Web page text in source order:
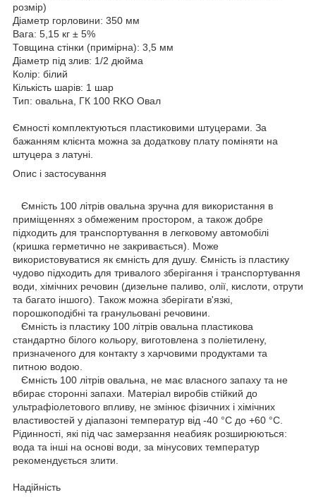
розмір)
Діаметр горловини: 350 мм
Вага: 5,15 кг ± 5%
Товщина стінки (примірна): 3,5 мм
Діаметр під злив: 1/2 дюйма
Колір: білий
Кількість шарів: 1 шар
Тип: овальна, ГК 100 RKО Овал
Ємності комплектуються пластиковими штуцерами. За
бажанням клієнта можна за додаткову плату поміняти на
штуцера з латуні.
Опис і застосування
Ємність 100 літрів овальна зручна для використання в
приміщеннях з обмеженим простором, а також добре
підходить для транспортування в легковому автомобілі
(кришка герметично не закривається). Може
використовуватися як ємність для душу. Ємність із пластику
чудово підходить для тривалого зберігання і транспортування
води, хімічних речовин (дизельне паливо, олії, кислоти, отрути
та багато іншого). Також можна зберігати в'язкі,
порошкоподібні та гранульовані речовини.
Ємність із пластику 100 літрів овальна пластикова
стандартно білого кольору, виготовлена з поліетилену,
призначеного для контакту з харчовими продуктами та
питною водою.
Ємність 100 літрів овальна, не має власного запаху та не
вбирає сторонні запахи. Матеріал виробів стійкий до
ультрафіолетового впливу, не змінює фізичних і хімічних
властивостей у діапазоні температур від -40 °C до +60 °C.
Рідинності, які під час замерзання неабияк розширюються:
вода та інші на основі води, за мінусових температур
рекомендується злити.
Надійність